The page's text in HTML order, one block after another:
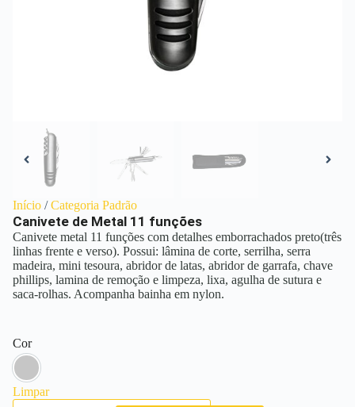
Início /Categoria Padrão
Canivete de Metal 11 funções
Canivete metal 11 funções com detalhes emborrachados preto(três
linhas frente e verso). Possui: lâmina de corte, serrilha, serra
madeira, mini tesoura, abridor de latas, abridor de garrafa, chave
phillips, lamina de remoção e limpeza, lixa, agulha de sutura e
saca-rolhas. Acompanha bainha em nylon.
Cor
Prata
Limpar